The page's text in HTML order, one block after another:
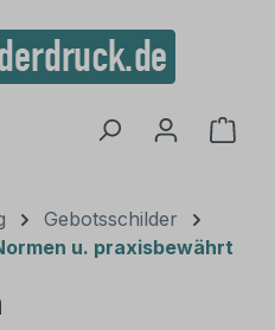
Gebotsschilder
u. praxisbewährt